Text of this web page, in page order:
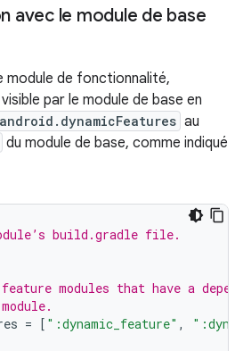
avec le module de base
de fonctionnalité,
par le module de base en
android.dynamicFeatures au
du module de base, comme indiqué
build.gradle file.
modules that have a
= [ ":dynamic_feature" ,